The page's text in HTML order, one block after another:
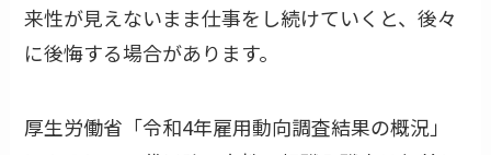
来性が見えないまま仕事をし続けていくと、後々
に後悔する場合があります。
厚生労働省「令和4年雇用動向調査結果の概況」